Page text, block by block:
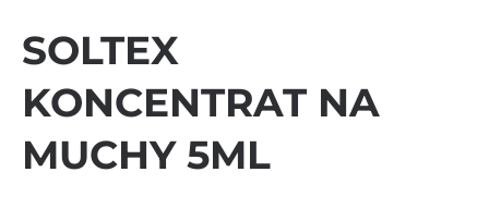
SOLTEX
KONCENTRAT NA
MUCHY 5ML